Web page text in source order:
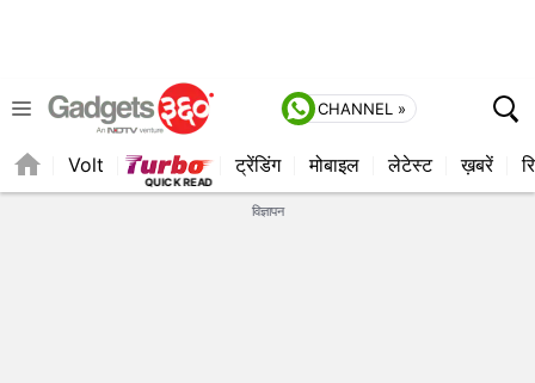
CHANNEL »
Volt
QUICK READ
ट्रेंडिंग मोबाइल लेटेस्ट ख़बरें
विज्ञापन